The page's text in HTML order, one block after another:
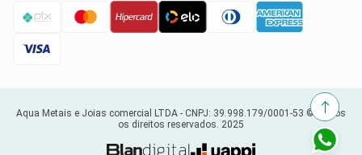
Aqua Metais e Joias comercial LTDA - CNPJ: 39.998.179/0001-53 © Todos
os direitos reservados. 2025